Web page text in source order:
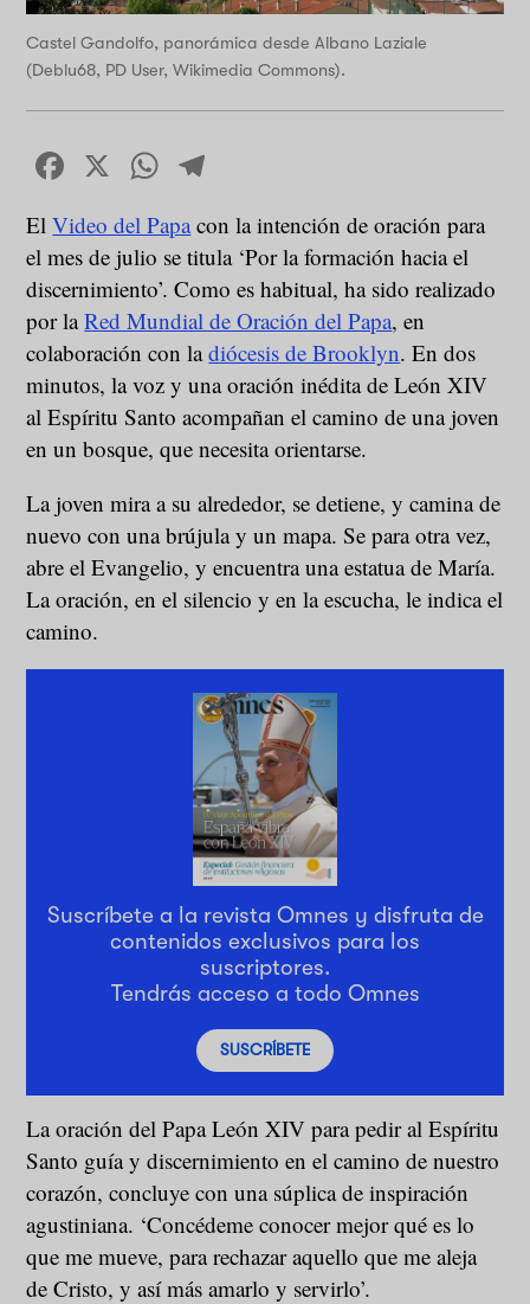
Castel Gandolfo, panorámica desde Albano Laziale
(Deblu68, PD User, Wikimedia Commons).
Facebook
X WhatsApp
ElVideo del Papacon la intención de oración para
el mes de julio se titula ‘Por la formación hacia el
discernimiento’. Como es habitual, ha sido realizado
por laRed Mundial de Oración del Papa, en
colaboración con ladiócesis de Brooklyn. En dos
minutos, la voz y una oración inédita de León XIV
al Espíritu Santo acompañan el camino de una joven
en un bosque, que necesita orientarse.
La joven mira a su alrededor, se detiene, y camina de
nuevo con una brújula y un mapa. Se para otra vez,
abre el Evangelio, y encuentra una estatua de María.
La oración, en el silencio y en la escucha, le indica el
camino.
Suscríbete a la revista Omnes y disfruta de
contenidos exclusivos para los
suscriptores.
Tendrás acceso a todo Omnes
SUSCRÍBETE
La oración del Papa León XIV para pedir al Espíritu
Santo guía y discernimiento en el camino de nuestro
corazón, concluye con una súplica de inspiración
agustiniana. ‘Concédeme conocer mejor qué es lo
que me mueve, para rechazar aquello que me aleja
de Cristo, y así más amarlo y servirlo’.